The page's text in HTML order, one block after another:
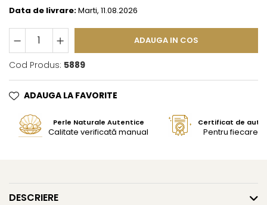
Data de livrare:Marti, 11.08.2026
ADAUGA IN COS
Cod Produs: 5889
ADAUGA LA FAVORITE
Perle Naturale Autentice
Calitate verificată manual
Certificat de
Pentru fiecare
DESCRIERE